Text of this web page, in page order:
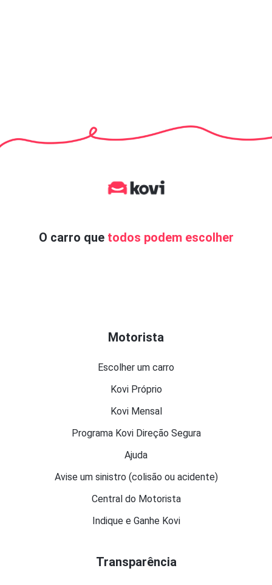
O carro que todos podem escolher
Motorista
Escolher um carro
Kovi Próprio
Kovi Mensal
Programa Kovi Direção Segura
Ajuda
Avise um sinistro (colisão ou acidente)
Central do Motorista
Indique e Ganhe Kovi
Transparência